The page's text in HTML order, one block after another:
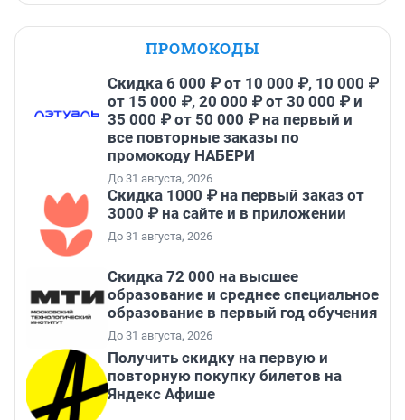
ПРОМОКОДЫ
Скидка 6 000 ₽ от 10 000 ₽, 10 000 ₽
от 15 000 ₽, 20 000 ₽ от 30 000 ₽ и
35 000 ₽ от 50 000 ₽ на первый и
все повторные заказы по
промокоду НАБЕРИ
До 31 августа, 2026
Скидка 1000 ₽ на первый заказ от
3000 ₽ на сайте и в приложении
До 31 августа, 2026
Скидка 72 000 на высшее
образование и среднее специальное
образование в первый год обучения
До 31 августа, 2026
Получить скидку на первую и
повторную покупку билетов на
Яндекс Афише